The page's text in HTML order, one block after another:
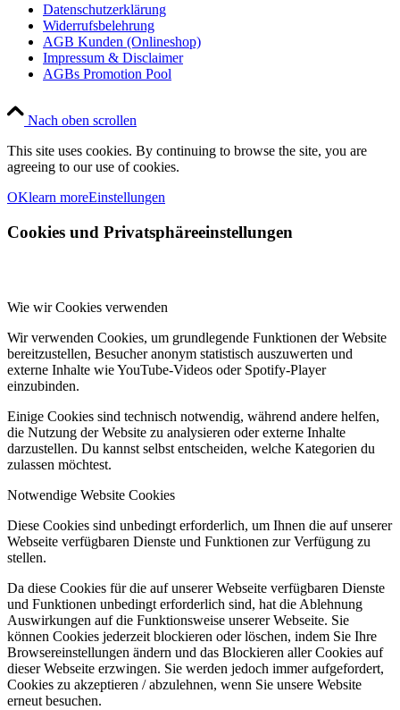
Datenschutzerklärung
Widerrufsbelehrung
AGB Kunden (Onlineshop)
Impressum & Disclaimer
AGBs Promotion Pool
Nach oben scrollen
This site uses cookies. By continuing to browse the site, you are
agreeing to our use of cookies.
OKlearn moreEinstellungen
Cookies und Privatsphäreeinstellungen
Wie wir Cookies verwenden
Wir verwenden Cookies, um grundlegende Funktionen der Website
bereitzustellen, Besucher anonym statistisch auszuwerten und
externe Inhalte wie YouTube-Videos oder Spotify-Player
einzubinden.
Einige Cookies sind technisch notwendig, während andere helfen,
die Nutzung der Website zu analysieren oder externe Inhalte
darzustellen. Du kannst selbst entscheiden, welche Kategorien du
zulassen möchtest.
Notwendige Website Cookies
Diese Cookies sind unbedingt erforderlich, um Ihnen die auf unserer
Webseite verfügbaren Dienste und Funktionen zur Verfügung zu
stellen.
Da diese Cookies für die auf unserer Webseite verfügbaren Dienste
und Funktionen unbedingt erforderlich sind, hat die Ablehnung
Auswirkungen auf die Funktionsweise unserer Webseite. Sie
können Cookies jederzeit blockieren oder löschen, indem Sie Ihre
Browsereinstellungen ändern und das Blockieren aller Cookies auf
dieser Webseite erzwingen. Sie werden jedoch immer aufgefordert,
Cookies zu akzeptieren / abzulehnen, wenn Sie unsere Website
erneut besuchen.